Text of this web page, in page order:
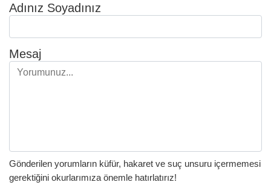
Adınız Soyadınız
Mesaj
Gönderilen yorumların küfür, hakaret ve suç unsuru içermemesi
gerektiğini okurlarımıza önemle hatırlatırız!